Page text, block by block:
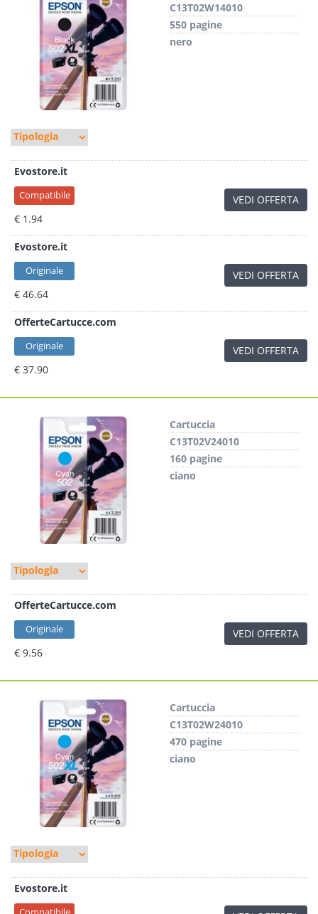
C13T02W14010
550 pagine
nero
Evostore.it
Compatibile
€ 1.94
VEDI OFFERTA
Evostore.it
Originale
€ 46.64
VEDI OFFERTA
OfferteCartucce.com
Originale
€ 37.90
VEDI OFFERTA
Cartuccia
C13T02V24010
160 pagine
ciano
OfferteCartucce.com
Originale
€ 9.56
VEDI OFFERTA
Cartuccia
C13T02W24010
470 pagine
ciano
Evostore.it